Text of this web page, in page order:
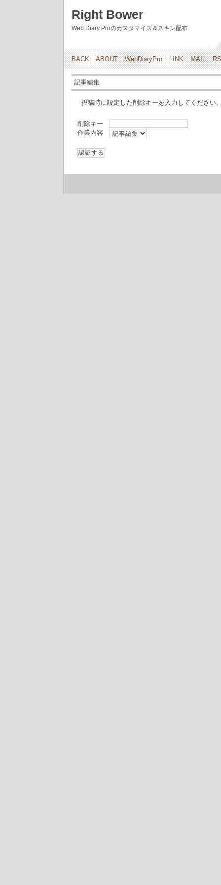
Right Bower
Web Diary Proのカスタマイズ＆スキン配布
BACK ABOUT WebDiaryPro LINK MAIL
記事編集
投稿時に設定した削除キーを入力してください
削除キー
作業内容